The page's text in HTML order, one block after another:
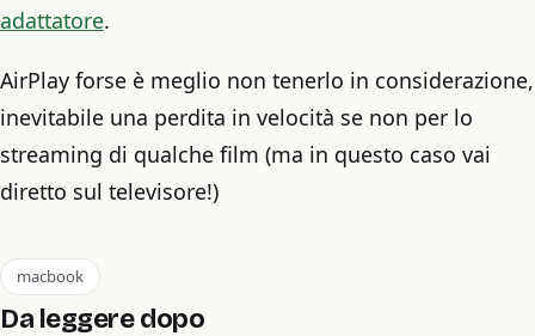
adattatore.
AirPlay forse è meglio non tenerlo in considerazione,
inevitabile una perdita in velocità se non per lo
streaming di qualche film (ma in questo caso vai
diretto sul televisore!)
macbook
Da leggere dopo